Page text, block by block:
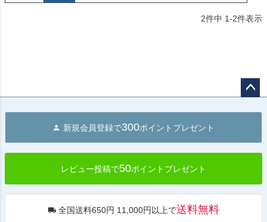
2件中 1-2件表示
へ
新規会員登録で300ポイントプレゼント
レビュー投稿で50ポイントプレゼント
全国送料650円 11,000円以上で送料無料